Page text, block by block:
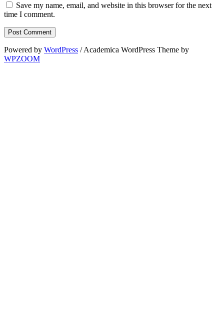
Save my name, email, and website in this browser for the next
time I comment.
Powered by WordPress / Academica WordPress Theme by
WPZOOM